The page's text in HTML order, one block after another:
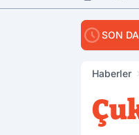
SON
Haberler